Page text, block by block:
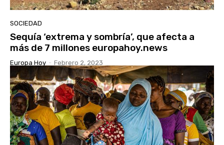
SOCIEDAD
Sequía ‘extrema y sombría’, que afecta a
más de 7 millones europahoy.news
Europa Hoy - Febrero 2, 2023